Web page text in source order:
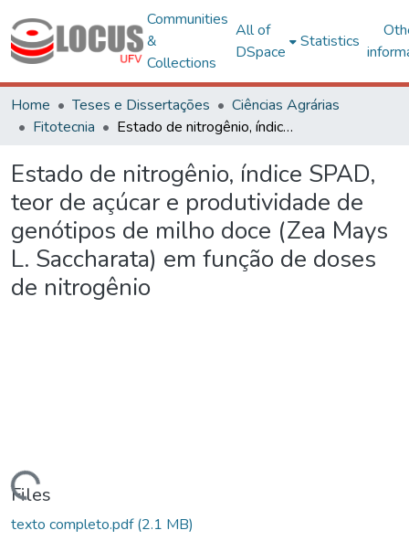
Communities
&
Collections
All of
DSpace
Statistics
Home Teses e Dissertações
Ciências Agrárias
Fitotecnia
Estado de nitrogênio, índice SPAD, teor de açúcar e produtividade de genótipos de milho doce (Zea Mays L. Saccharata) em função de doses de nitrogênio
Estado de nitrogênio, índice SPAD,
teor de açúcar e produtividade de
genótipos de milho doce (Zea Mays
L. Saccharata) em função de doses
de nitrogênio
Files
texto completo.pdf(2.1 MB)